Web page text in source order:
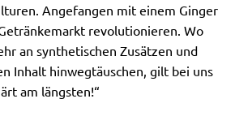
Angefangen mit einem Ginger
revolutionieren. Wo
an synthetischen Zusätzen und
Inhalt hinwegtäuschen, gilt bei uns
am längsten!“